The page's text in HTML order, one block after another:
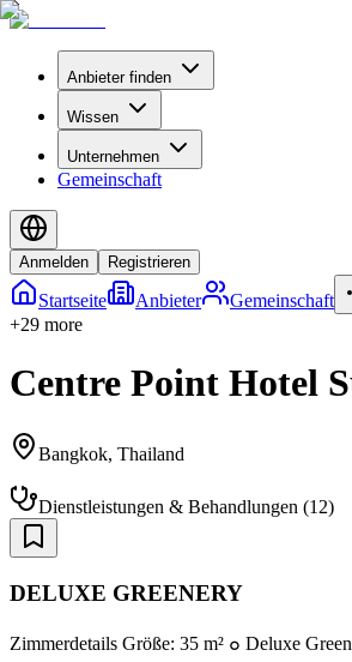
Anbieter finden
Wissen
Unternehmen
Gemeinschaft
Anmelden Registrieren
Startseite Anbieter Gemeinschaft
+29 more
Centre Point Hotel
Bangkok, Thailand
Dienstleistungen & Behandlungen (12)
DELUXE GREENERY
Zimmerdetails Größe: 35 m² ๐ Deluxe